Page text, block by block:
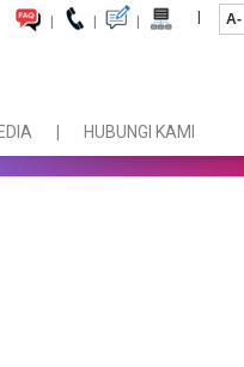
| | | | A-
HUBUNGI KAMI